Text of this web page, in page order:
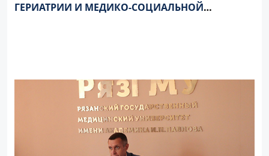
ГЕРИАТРИИ И МЕДИКО-СОЦИАЛЬНОЙ